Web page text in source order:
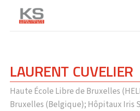
LAURENT CUVELIER
Haute École Libre de Bruxelles
Bruxelles (Belgique); Hôpitaux Iris